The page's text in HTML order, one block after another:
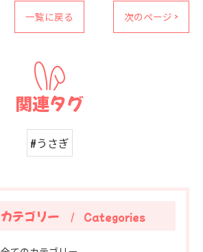
一覧に戻る 次のページ >
関連タグ
#うさぎ
カテゴリー Categories